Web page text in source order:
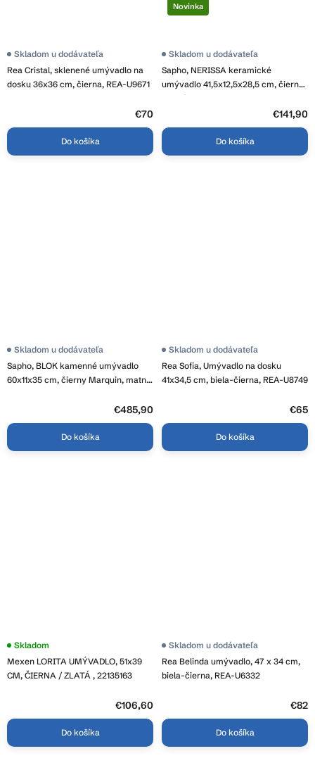
Rea Cristal, sklenené umývadlo na
dosku 36x36 cm, čierna, REA-U9671
Skladom u dodávateľa
€70
Do košíka
Novinka
Sapho, NERISSA keramické
umývadlo 41,5x12,5x28,5 cm, čierna
matná, AR265B
Skladom u dodávateľa
€141,90
Do košíka
Sapho, BLOK kamenné umývadlo
60x11x35 cm, čierny Marquin, matný,
Skladom u dodávateľa
€485,90
Do košíka
Rea Sofia, Umývadlo na dosku
41x34,5 cm, biela-čierna, REA-U8749
Skladom u dodávateľa
€65
Do košíka
Mexen LORITA UMÝVADLO, 51x39
CM, ČIERNA / ZLATÁ , 22135163
Skladom
€106,60
Do košíka
Rea Belinda umývadlo, 47 x 34 cm,
biela-čierna, REA-U6332
Skladom u dodávateľa
€82
Do košíka